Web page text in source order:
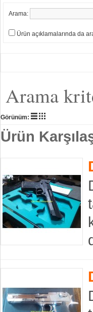
Arama:
Ürün açıklamalarında da
Arama
Görünüm:
Ürün